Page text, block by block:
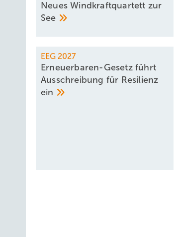
Neues Windkraftquartett zur
See
EEG 2027
Erneuerbaren-Gesetz führt
Ausschreibung für Resilienz
ein